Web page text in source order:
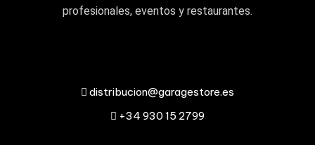
profesionales, eventos y restaurantes.
distribucion@garagestore.es
+34 930 15 2799